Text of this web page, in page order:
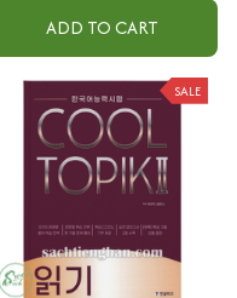
ADD TO CART
SALE